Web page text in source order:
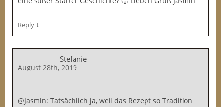
Reply ↓
Stefanie
August 28th, 2019
@Jasmin: Tatsächlich ja, weil das Rezept so Tradition